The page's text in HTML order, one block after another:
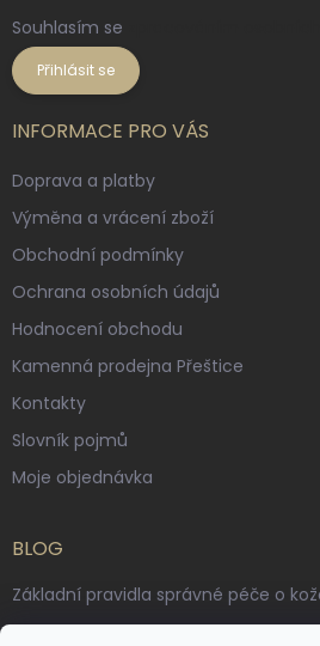
Souhlasím se
Přihlásit se
INFORMACE PRO VÁS
Doprava a platby
Výměna a vrácení zboží
Obchodní podmínky
Ochrana osobních údajů
Hodnocení obchodu
Kamenná prodejna Přeštice
Kontakty
Slovník pojmů
Moje objednávka
BLOG
Základní pravidla správné péče o